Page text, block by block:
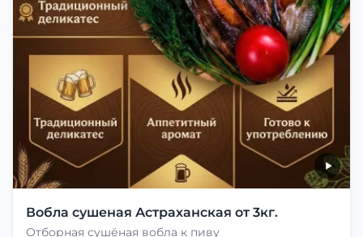
Вобла сушеная Астраханская от 3кг.
Отборная сушёная вобла к пиву